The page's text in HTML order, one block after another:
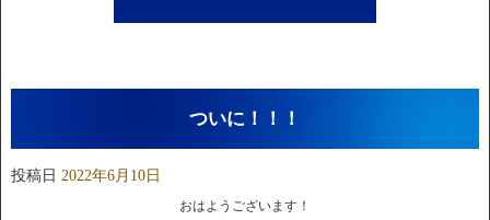
ついに！！！
投稿日 2022年6月10日
おはようございます！